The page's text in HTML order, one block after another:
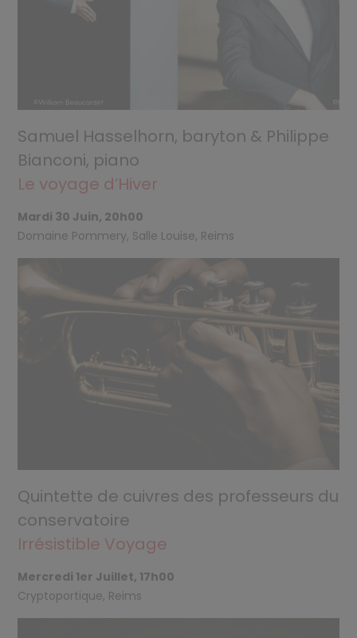
Samuel Hasselhorn, baryton & Philippe
Bianconi, piano
Le voyage d’Hiver
Mardi 30 Juin, 20h00
Domaine Pommery, Salle Louise, Reims
Quintette de cuivres des professeurs du
conservatoire
Irrésistible Voyage
Mercredi 1er Juillet, 17h00
Cryptoportique, Reims